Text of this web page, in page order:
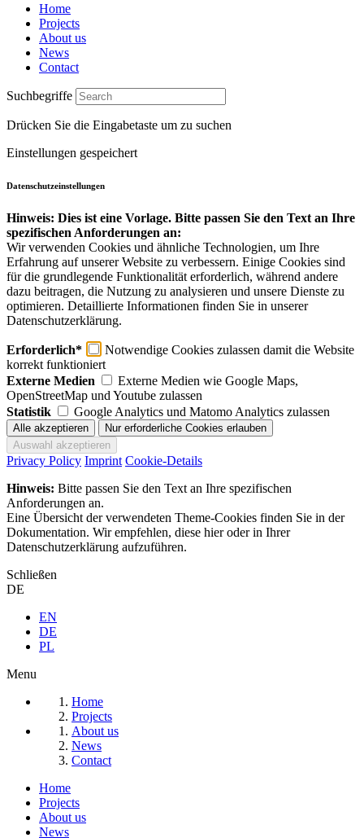
Home
Projects
About us
News
Contact
Suchbegriffe
Drücken Sie die Eingabetaste um zu suchen
Einstellungen gespeichert
Datenschutzeinstellungen
Hinweis: Dies ist eine Vorlage. Bitte passen Sie den Text an Ihre
spezifischen Anforderungen an:
Wir verwenden Cookies und ähnliche Technologien, um Ihre
Erfahrung auf unserer Website zu verbessern. Einige Cookies sind
für die grundlegende Funktionalität erforderlich, während andere
dazu beitragen, die Nutzung zu analysieren und unsere Dienste zu
optimieren. Detaillierte Informationen finden Sie in unserer
Datenschutzerklärung.
Erforderlich*
Notwendige Cookies zulassen damit die Website
korrekt funktioniert
Externe Medien
Externe Medien wie Google Maps,
OpenStreetMap und Youtube zulassen
Statistik
Google Analytics und Matomo Analytics zulassen
Privacy Policy Imprint Cookie-Details
Hinweis: Bitte passen Sie den Text an Ihre spezifischen
Anforderungen an.
Eine Übersicht der verwendeten Theme-Cookies finden Sie in der
Dokumentation. Wir empfehlen, diese hier oder in Ihrer
Datenschutzerklärung aufzuführen.
Schließen
DE
EN
DE
PL
Menu
Home
Projects
About us
News
Contact
Home
Projects
About us
News